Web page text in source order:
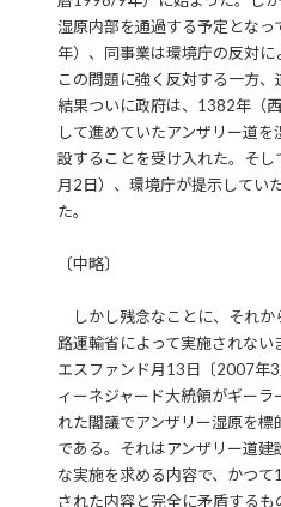
湿原内部を通過する予定とな
年）、同事業は環境庁の反対
この問題に強く反対する一方
結果ついに政府は、1382年（
して進めていたアンザリー道
設することを受け入れた。そ
月2日）、環境庁が提示してい
た。
〔中略〕
しかし残念なことに、それか
路運輸省によって実施されな
エスファンド月13日〔2007年
ィーネジャード大統領がギー
れた閣議でアンザリー湿原を
である。それはアンザリー道
な実施を求める内容で、かつ
された内容と完全に矛盾するも